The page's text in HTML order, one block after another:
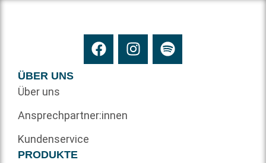
ÜBER UNS
Über uns
Ansprechpartner:innen
Kundenservice
PRODUKTE